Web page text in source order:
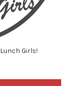
Girls!